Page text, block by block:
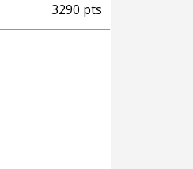
3290 pts